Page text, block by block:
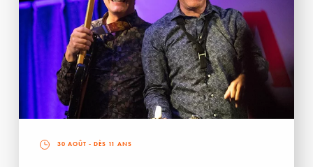
30 AOÛT - DÈS 11 ANS